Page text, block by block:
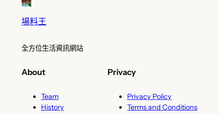
場料王
全方位生活資訊網站
About
Team
History
Privacy
Privacy Policy
Terms and Conditions